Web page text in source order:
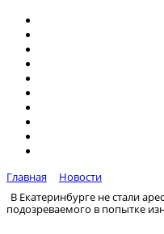
Главная
Новости
В Екатеринбурге не стали
подозреваемого в попытке